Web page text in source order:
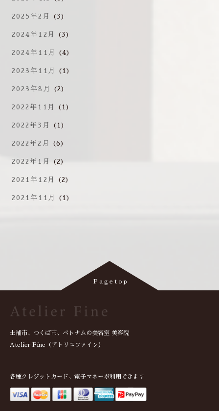
2025年2月 (3)
2024年12月 (3)
2024年11月 (4)
2023年11月 (1)
2023年8月 (2)
2022年11月 (1)
2022年3月 (1)
2022年2月 (6)
2022年1月 (2)
2021年12月 (2)
2021年11月 (1)
土浦市、つくば市、ベトナムの美容室 美容院
Atelier Fine（アトリエファイン）
各種クレジットカード、電子マネーが利用できます